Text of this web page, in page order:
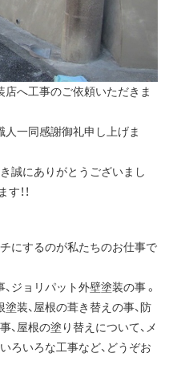
店へ工事のご依頼いただきま
人一同感謝御礼申し上げま
誠にありがとうございまし
！！
にするのが私たちのお仕事で
ジョリパット外壁塗装の事 。
装、屋根の葺き替えの事、防
、屋根の塗り替えについて、メ
ろいろな工事など、どうぞお